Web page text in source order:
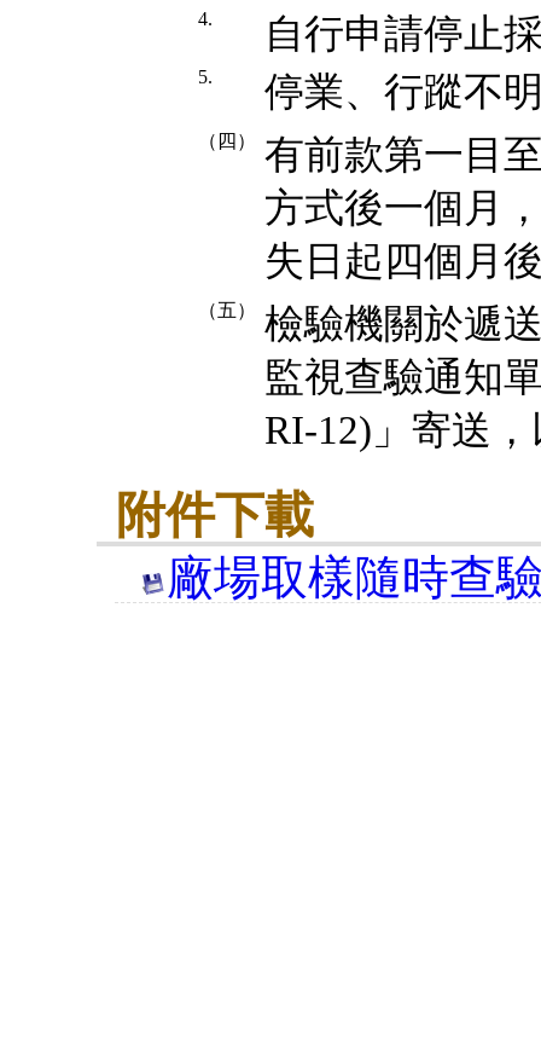
4. 自行申請停止
5. 停業、行蹤不
（四）
有前款第一目
方式後一個月
失日起四個月
（五）
檢驗機關於遞
監視查驗通知
RI-12)」寄送
附件下載
廠場取樣隨時查